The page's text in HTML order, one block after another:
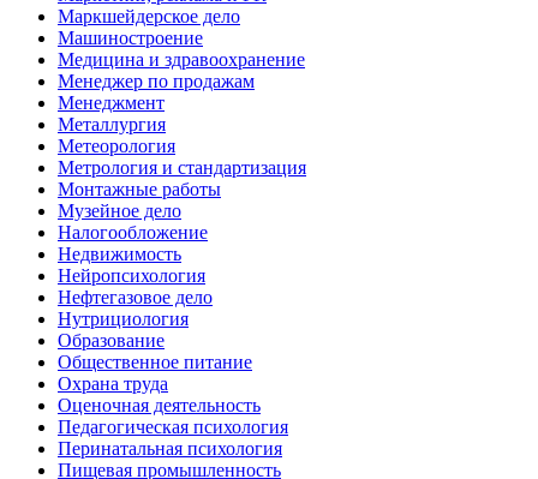
Маркшейдерское дело
Машиностроение
Медицина и здравоохранение
Менеджер по продажам
Менеджмент
Металлургия
Метеорология
Метрология и стандартизация
Монтажные работы
Музейное дело
Налогообложение
Недвижимость
Нейропсихология
Нефтегазовое дело
Нутрициология
Образование
Общественное питание
Охрана труда
Оценочная деятельность
Педагогическая психология
Перинатальная психология
Пищевая промышленность